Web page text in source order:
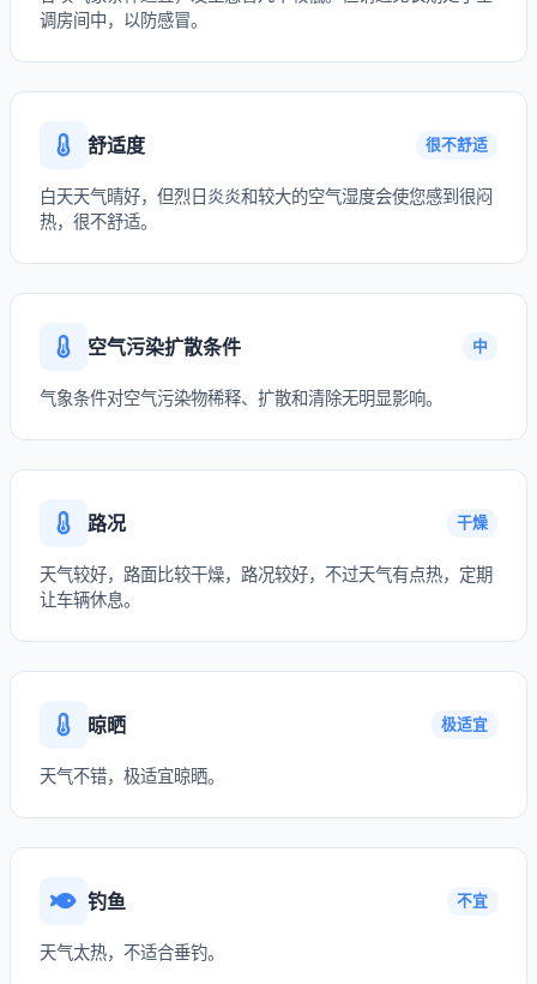
调房间中，以防感冒。
舒适度 很不舒适
白天天气晴好，但烈日炎炎和较大的空气湿度会使您感到很闷
热，很不舒适。
空气污染扩散条件 中
气象条件对空气污染物稀释、扩散和清除无明显影响。
路况 干燥
天气较好，路面比较干燥，路况较好，不过天气有点热，定期
让车辆休息。
晾晒 极适宜
天气不错，极适宜晾晒。
钓鱼 不宜
天气太热，不适合垂钓。